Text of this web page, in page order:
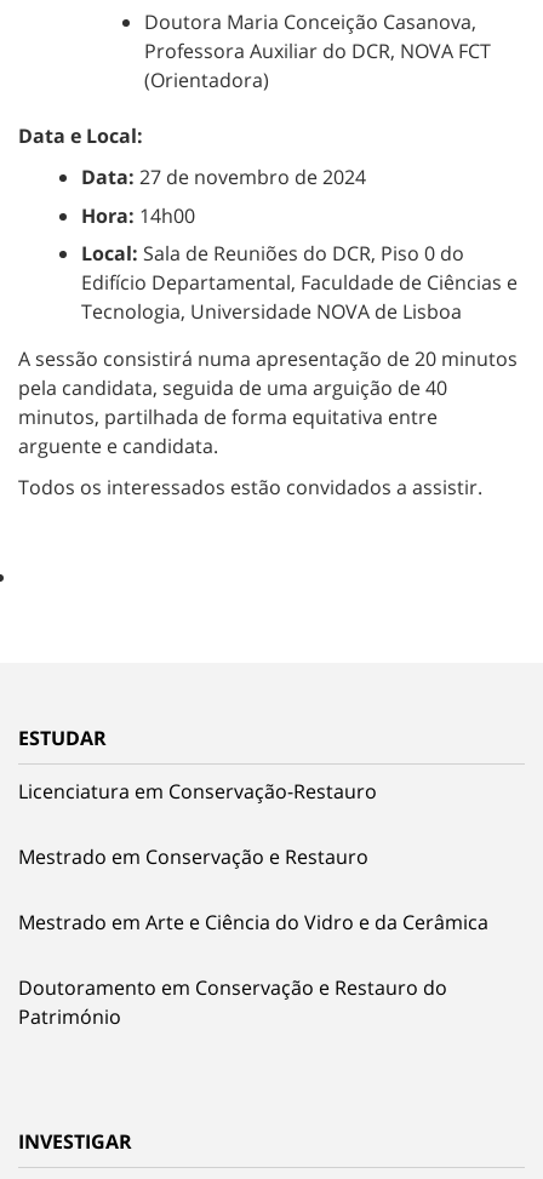
Doutora Maria Conceição Casanova,
Professora Auxiliar do DCR, NOVA FCT
(Orientadora)
Data e Local:
Data: 27 de novembro de 2024
Hora: 14h00
Local: Sala de Reuniões do DCR, Piso 0 do
Edifício Departamental, Faculdade de Ciências e
Tecnologia, Universidade NOVA de Lisboa
A sessão consistirá numa apresentação de 20 minutos
pela candidata, seguida de uma arguição de 40
minutos, partilhada de forma equitativa entre
arguente e candidata.
Todos os interessados estão convidados a assistir.
ESTUDAR
Licenciatura em Conservação-Restauro
Mestrado em Conservação e Restauro
Mestrado em Arte e Ciência do Vidro e da Cerâmica
Doutoramento em Conservação e Restauro do
Património
INVESTIGAR